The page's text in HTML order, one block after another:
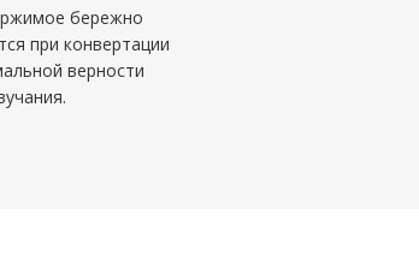
бережно
при конвертации
верности